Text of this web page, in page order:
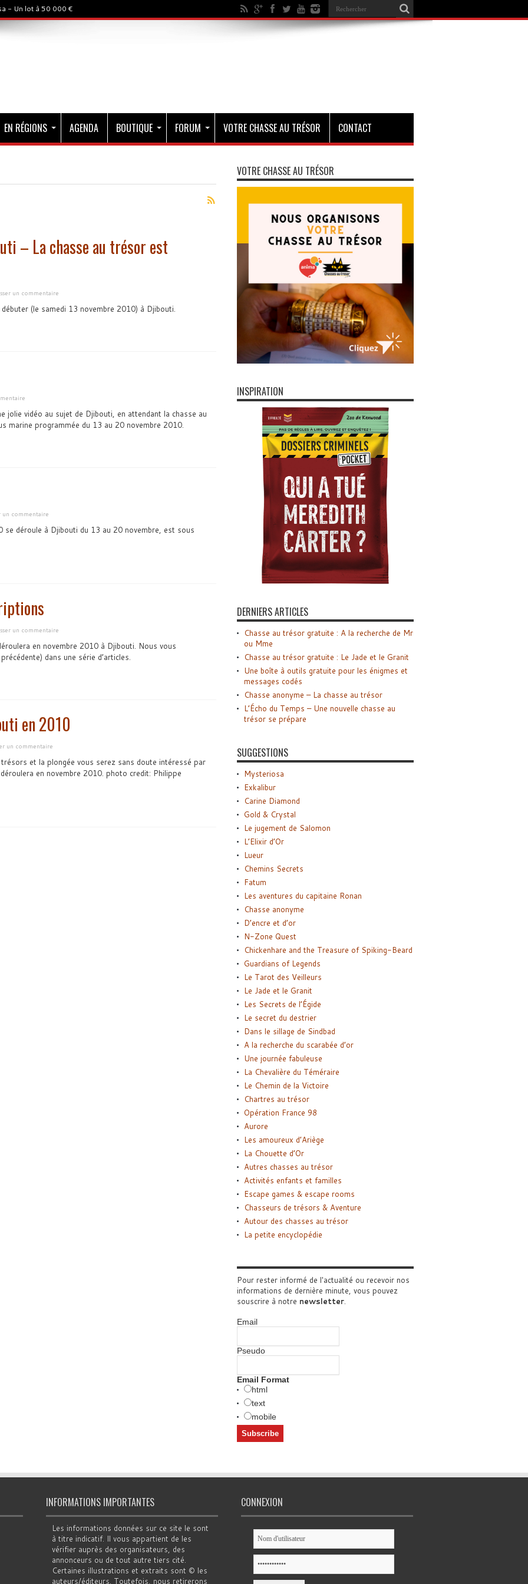
- Un lot à 50 000 €
EN RÉGIONS AGENDA BOUTIQUE FORUM VOTRE CHASSE AU TRÉSOR CONTACT
– La chasse au trésor est
un commentaire
(le samedi 13 novembre 2010) à Djibouti.
jolie vidéo au sujet de Djibouti, en attendant la chasse au
marine programmée du 13 au 20 novembre 2010.
un commentaire
déroule à Djibouti du 13 au 20 novembre, est sous
un commentaire
en novembre 2010 à Djibouti. Nous vous
dans une série d’articles.
en 2010
un commentaire
trésors et la plongée vous serez sans doute intéressé par
en novembre 2010. photo credit: Philippe
VOTRE CHASSE AU TRÉSOR
INSPIRATION
DERNIERS ARTICLES
Chasse au trésor gratuite : A la recherche de Mr
ou Mme
Chasse au trésor gratuite : Le Jade et le Granit
Une boîte à outils gratuite pour les énigmes et
messages codés
Chasse anonyme – La chasse au trésor
L’Écho du Temps – Une nouvelle chasse au
trésor se prépare
SUGGESTIONS
Mysteriosa
Exkalibur
Carine Diamond
Gold & Crystal
Le jugement de Salomon
L’Elixir d’Or
Lueur
Chemins Secrets
Fatum
Les aventures du capitaine Ronan
Chasse anonyme
D’encre et d’or
N-Zone Quest
Chickenhare and the Treasure of Spiking-Beard
Guardians of Legends
Le Tarot des Veilleurs
Le Jade et le Granit
Les Secrets de l’Égide
Le secret du destrier
Dans le sillage de Sindbad
A la recherche du scarabée d’or
Une journée fabuleuse
La Chevalière du Téméraire
Le Chemin de la Victoire
Chartres au trésor
Opération France 98
Aurore
Les amoureux d’Ariège
La Chouette d’Or
Autres chasses au trésor
Activités enfants et familles
Escape games & escape rooms
Chasseurs de trésors & Aventure
Autour des chasses au trésor
La petite encyclopédie
Pour rester informé de l'actualité ou recevoir nos
informations de dernière minute, vous pouvez
souscrire à notre newsletter.
Email
Pseudo
Email Format
html
text
mobile
INFORMATIONS IMPORTANTES
Les informations données sur ce site le sont
à titre indicatif. Il vous appartient de les
vérifier auprès des organisateurs, des
annonceurs ou de tout autre tiers cité.
Certaines illustrations et extraits sont © les
auteurs/éditeurs. Toutefois, nous retirerons
CONNEXION